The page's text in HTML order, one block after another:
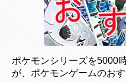
ポケモンシリーズを5000
が、ポケモンゲームのお